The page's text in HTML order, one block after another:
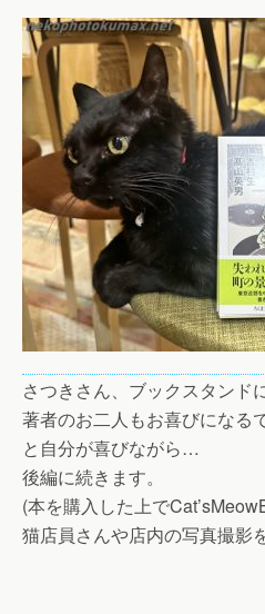
さつきさん、ブックスタンド
著者のお二人もお喜びになる
と自分が喜びながら…
後編に続きます。
(本を購入した上で
猫店員さんや店内の写真撮影